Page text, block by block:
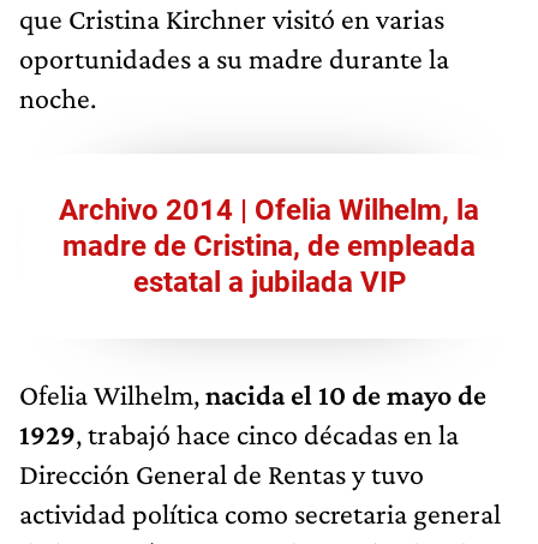
que Cristina Kirchner visitó en varias
oportunidades a su madre durante la
noche.
Archivo 2014 | Ofelia Wilhelm, la
madre de Cristina, de empleada
estatal a jubilada VIP
Ofelia Wilhelm,nacida el 10 de mayo de
1929, trabajó hace cinco décadas en la
Dirección General de Rentas y tuvo
actividad política como secretaria general